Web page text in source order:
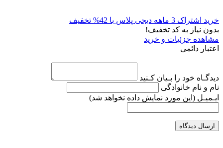
خرید اشتراک 3 ماهه دیجی پلاس با 42% تخفیف
بدون نیاز به کد تخفیف!
مشاهده جزئیات و خرید
اعتبار دائمی
دیدگـاه خود را بـیان کـنید
نام و نام خانوادگی
ایـمیـل (این مورد نمایش داده نخواهد شد)
ارسال دیدگاه